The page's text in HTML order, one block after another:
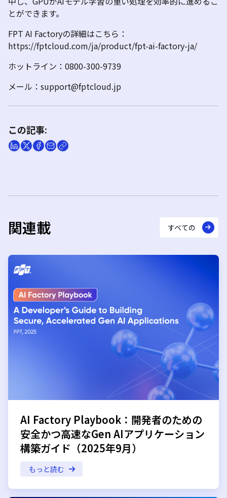
とができます。
FPT AI Factoryの詳細はこちら：
https://fptcloud.com/ja/product/fpt-ai-factory-ja/
ホットライン： 0800-300-9739
メール： support@fptcloud.jp
この記事:
関連載 すべての
AI Factory Playbook：開発者のための
安全かつ高速なGen AIアプリケーション
構築ガイド（2025年9月）
もっと読む